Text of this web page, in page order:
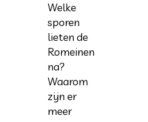
Welke
sporen
lieten de
Romeinen
na?
Waarom
zijn er
meer